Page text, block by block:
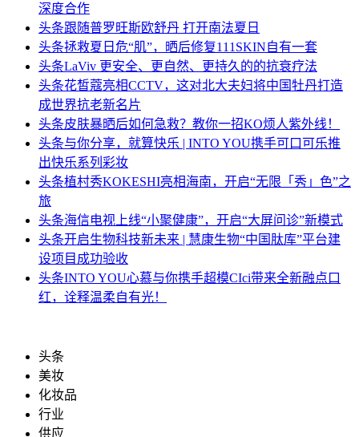
深度合作
头条跟随普罗旺斯欧舒丹 打开南法夏日
头条拯救夏日危“肌”，晒后修复111SKIN自有一套
头条LaViv 更安全、更自然、更持久的的抗衰疗法
头条花皙蔻亮相CCTV，这对北大夫妇将中国牡丹打造
成世界抗老新名片
头条皮肤暴晒后如何急救？教你一招KO烦人紫外线！
头条与你分享，就算快乐 | INTO YOU携手可口可乐推
出快乐系列彩妆
头条植村秀KOKESHI亮相海南，开启“无限「秀」色”之
旅
头条海信电视上线“小聚健康”，开启“大屏问诊”新模式
头条开启生物科技新未来 | 慧康生物“中国肽库”平台建
设项目成功验收
头条INTO YOU心慕与你携手超模CIci带来全新融点口
红，诠释温柔自有光！
头条
美妆
化妆品
行业
供应